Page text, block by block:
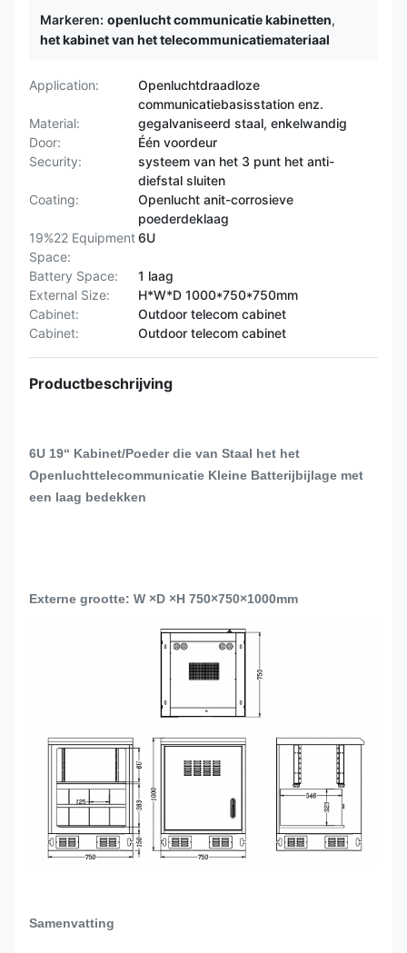
Markeren: openlucht communicatie kabinetten,
het kabinet van het telecommunicatiemateriaal
Application:
Openluchtdraadloze
communicatiebasisstation enz.
Material:
gegalvaniseerd staal, enkelwandig
Door:
Één voordeur
Security:
systeem van het 3 punt het anti-
diefstal sluiten
Coating:
Openlucht anit-corrosieve
poederdeklaag
19%22 Equipment
Space:
6U
Battery Space:
1 laag
External Size:
H*W*D 1000*750*750mm
Cabinet:
Outdoor telecom cabinet
Cabinet:
Outdoor telecom cabinet
Productbeschrijving
6U 19“ Kabinet/Poeder die van Staal het het
Openluchttelecommunicatie Kleine Batterijbijlage met
een laag bedekken
Externe grootte: W ×D ×H 750×750×1000mm
Samenvatting